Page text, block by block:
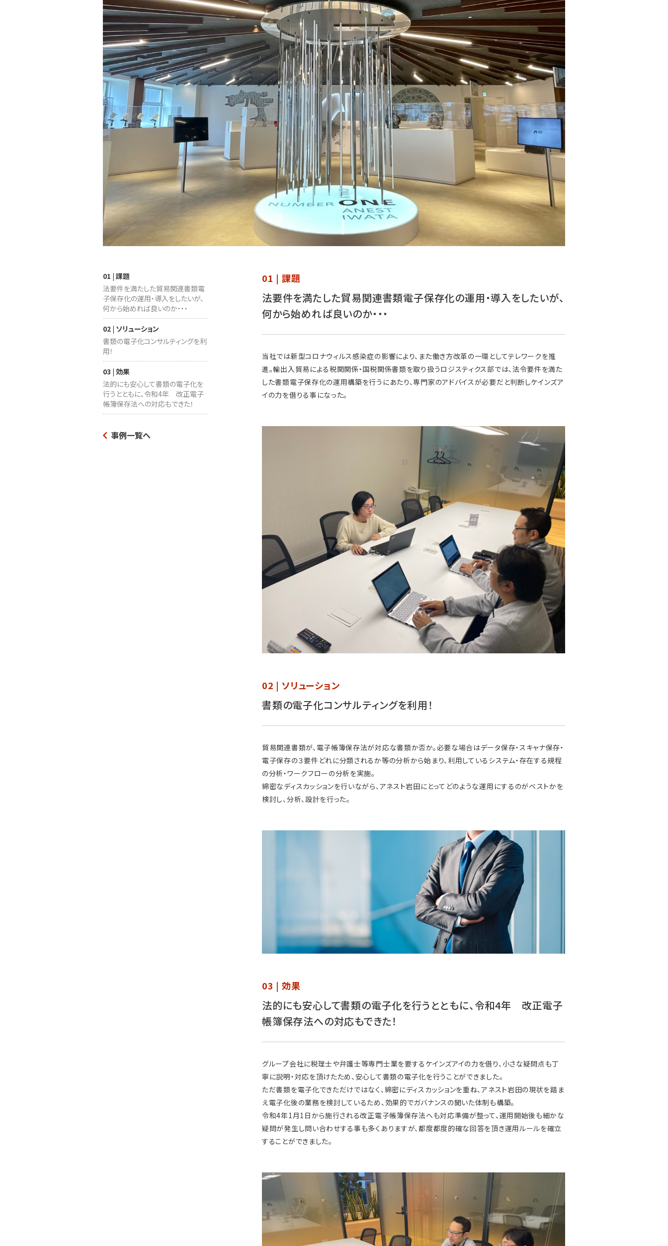
01 | 課題
法要件を満たした貿易関連書類電
子保存化の運用・導入をしたいが、
何から始めれば良いのか・・・
02 | ソリューション
書類の電子化コンサルティングを利
用！
03 | 効果
法的にも安心して書類の電子化を
行うとともに、令和4年 改正電子
帳簿保存法への対応もできた！
事例一覧へ
01 | 課題
法要件を満たした貿易関連書類電子保存化の運用・導入をしたいが、
何から始めれば良いのか・・・
当社では新型コロナウィルス感染症の影響により、また働き方改革の一環としてテレワークを推
進。輸出入貿易による税関関係・国税関係書類を取り扱うロジスティクス部では、法令要件を満た
した書類電子保存化の運用構築を行うにあたり、専門家のアドバイスが必要だと判断しケインズア
イの力を借りる事になった。
02 | ソリューション
書類の電子化コンサルティングを利用！
貿易関連書類が、電子帳簿保存法が対応な書類か否か。必要な場合はデータ保存・スキャナ保存・
電子保存の３要件どれに分類されるか等の分析から始まり、利用しているシステム・存在する規程
の分析・ワークフローの分析を実施。
綿密なディスカッションを行いながら、アネスト岩田にとってどのような運用にするのがベストかを
検討し、分析、設計を行った。
03 | 効果
法的にも安心して書類の電子化を行うとともに、令和4年 改正電子
帳簿保存法への対応もできた！
グループ会社に税理士や弁護士等専門士業を要するケインズアイの力を借り、小さな疑問点も丁
寧に説明・対応を頂けたため、安心して書類の電子化を行うことができました。
ただ書類を電子化できただけではなく、綿密にディスカッションを重ね、アネスト岩田の現状を踏ま
え電子化後の業務を検討しているため、効果的でガバナンスの聞いた体制も構築。
令和4年1月1日から施行される改正電子帳簿保存法へも対応準備が整って、運用開始後も細かな
疑問が発生し問い合わせする事も多くありますが、都度都度的確な回答を頂き運用ルールを確立
することができました。